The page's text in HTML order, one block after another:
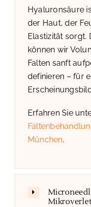
Hyaluronsäure
der Haut, der
Elastizität sorgt.
können wir
Falten sanft
definieren – für
Erfahren Sie
München.